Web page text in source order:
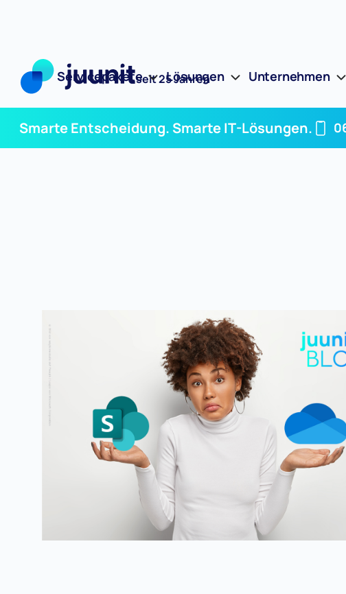
seit 25 Jahren
Servicepakete Lösungen Unternehmen
Smarte Entscheidung. Smarte IT-Lösungen.